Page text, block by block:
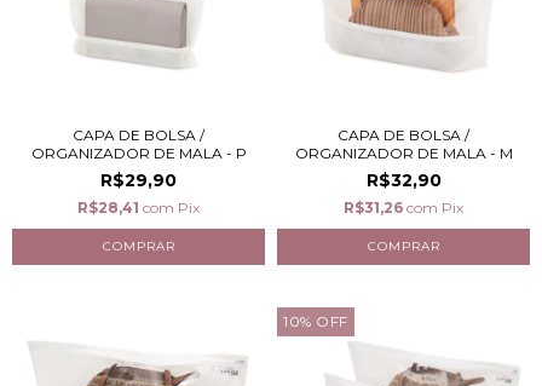
CAPA DE BOLSA /
ORGANIZADOR DE MALA - P
R$29,90
R$28,41 com Pix
CAPA DE BOLSA /
ORGANIZADOR DE MALA - M
R$32,90
R$31,26 com Pix
10% OFF